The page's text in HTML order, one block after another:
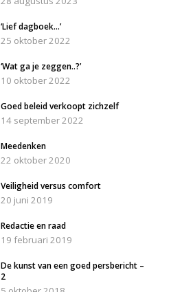
‘Lief dagboek…’
25 oktober 2022
‘Wat ga je zeggen..?’
10 oktober 2022
Goed beleid verkoopt zichzelf
14 september 2022
Meedenken
22 oktober 2020
Veiligheid versus comfort
20 juni 2019
Redactie en raad
19 februari 2019
De kunst van een goed persbericht –
2